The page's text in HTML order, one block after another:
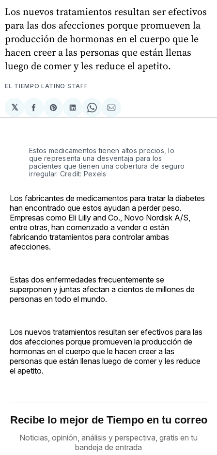
Los nuevos tratamientos resultan ser efectivos
para las dos afecciones porque promueven la
producción de hormonas en el cuerpo que le
hacen creer a las personas que están llenas
luego de comer y les reduce el apetito.
EL TIEMPO LATINO STAFF
𝕏
Compartir
en
Share
on
Compartir
en
Share
on
Compartir
via
Estos medicamentos tienen altos precios, lo
que representa una desventaja para los
pacientes que tienen una cobertura de seguro
irregular. Credit: Pexels
Los fabricantes de medicamentos para tratar la diabetes
han encontrado que estos ayudan a perder peso.
Empresas como Eli Lilly and Co., Novo Nordisk A/S,
entre otras, han comenzado a vender o están
fabricando tratamientos para controlar ambas
afecciones.
Estas dos enfermedades frecuentemente se
superponen y juntas afectan a cientos de millones de
personas en todo el mundo.
Los nuevos tratamientos resultan ser efectivos para las
dos afecciones porque promueven la producción de
hormonas en el cuerpo que le hacen creer a las
personas que están llenas luego de comer y les reduce
el apetito.
Recibe lo mejor de Tiempo en tu correo
Noticias, opinión, análisis y perspectiva, gratis en tu
bandeja de entrada